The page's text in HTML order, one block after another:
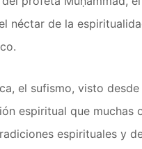
néctar de la
el sufismo, visto
espiritual que muchas
espirituales y